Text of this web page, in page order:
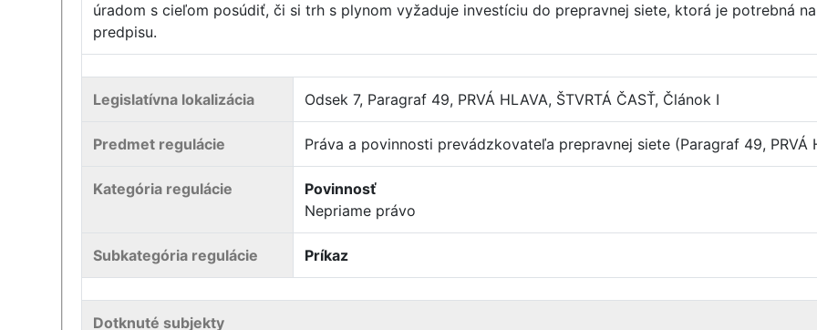
úradom s cieľom posúdiť, či si trh s plynom vyžaduje investíciu do prepravnej siete, ktorá je potrebná
predpisu.
Legislatívna lokalizácia Odsek 7, Paragraf 49, PRVÁ HLAVA, ŠTVRTÁ ČASŤ, Článok I
Predmet regulácie Práva a povinnosti prevádzkovateľa prepravnej siete (Paragraf 49, PRVÁ
Kategória regulácie
Povinnosť
Nepriame právo
Subkategória regulácie Príkaz
Dotknuté subjekty